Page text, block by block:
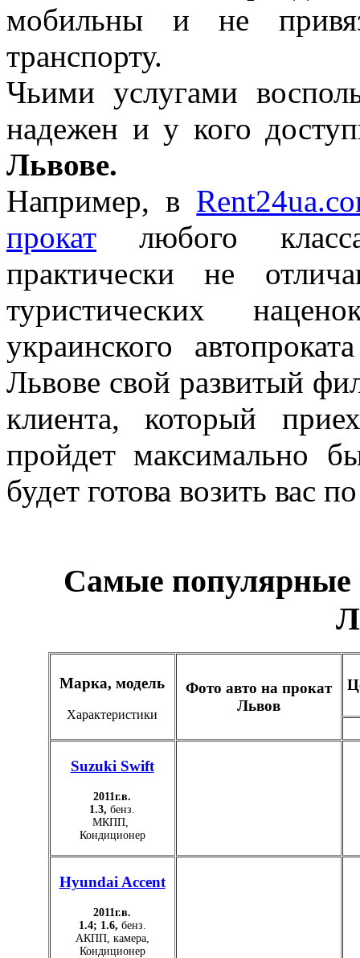
мобильны и не
транспорту.
Чьими услугами
надежен и у кого
Львове.
Например, в
прокат любого
практически не
туристических
украинского
Львове свой развитый
клиента, который
пройдет максимально
будет готова возить вас
Самые популярные
Марка, модель
Характеристики
Фото авто на прокат
Львов
Suzuki Swift
2011г.в.
1.3, бенз.
МКПП,
Кондиционер
Hyundai Accent
2011г.в.
1.4; 1.6, бенз.
АКПП, камера,
Кондиционер